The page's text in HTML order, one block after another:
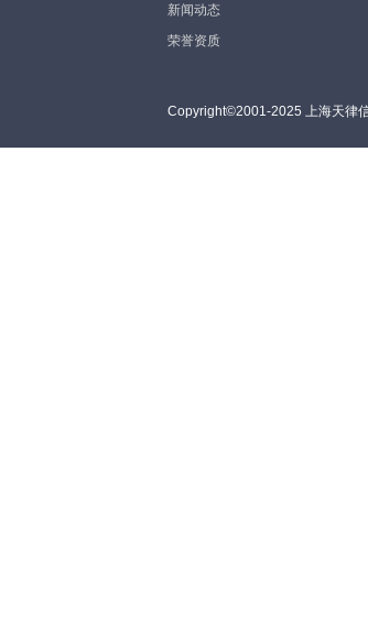
新闻动态
荣誉资质
Copyright©2001-2025 上海天律